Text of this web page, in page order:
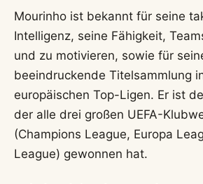
Mourinho ist bekannt für seine
Intelligenz, seine Fähigkeit,
und zu motivieren, sowie für
beeindruckende Titelsammlung
europäischen Top-Ligen. Er ist
der alle drei großen UEFA-
(Champions League, Europa
League) gewonnen hat.